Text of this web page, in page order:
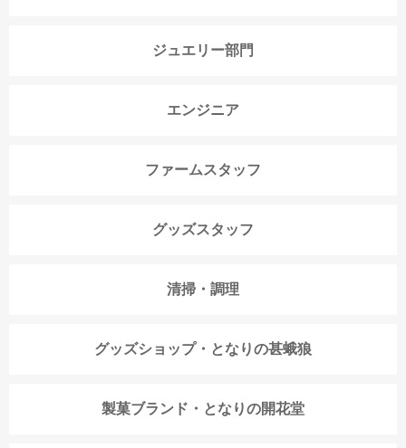
ジュエリー部門
エンジニア
ファームスタッフ
グッズスタッフ
清掃・調理
グッズショップ・となりの甚蛾狼
製菓ブランド・となりの開花堂